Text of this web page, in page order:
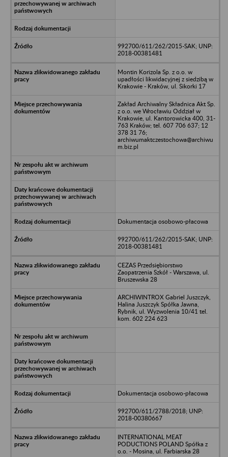
992700/611/262/2015-SAK; UNP:
2018-00381481
Montin Korizola Sp. z o.o. w
upadłości likwidacyjnej z siedzibą w
Krakowie - Kraków, ul. Sikorki 17
Zakład Archiwalny Składnica Akt Sp.
z o.o. we Wrocławiu Oddział w
Krakowie, ul. Kantorowicka 400, 31-
763 Kraków; tel. 607 706 637; 12
378 31 76;
archiwumaktczestochowa@archiwu
m.biz.pl
Dokumentacja osobowo-płacowa
992700/611/262/2015-SAK; UNP:
2018-00381481
CEZAS Przedsiębiorstwo
Zaopatrzenia Szkół - Warszawa, ul.
Bruszewska 28
ARCHIWINTROX Gabriel Juszczyk,
Halina Juszczyk Spółka Jawna,
Rybnik, ul. Wyzwolenia 10/41 tel.
kom. 602 224 623
Dokumentacja osobowo-płacowa
992700/611/2788/2018; UNP:
2018-00380667
INTERNATIONAL MEAT
PODUCTIONS POLAND Spółka z
o.o. - Mosina, ul. Farbiarska 28